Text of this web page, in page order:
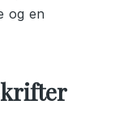
og en